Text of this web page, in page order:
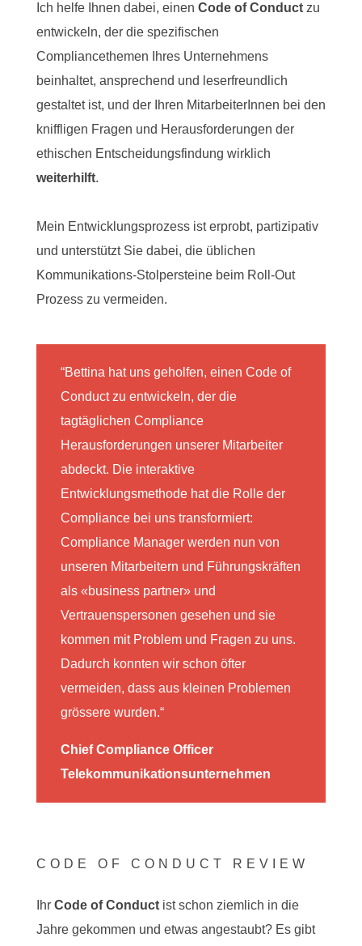
Ich helfe Ihnen dabei, einen Code of Conductzu
entwickeln, der die spezifischen
Compliancethemen Ihres Unternehmens
beinhaltet, ansprechend und leserfreundlich
gestaltet ist, und der Ihren MitarbeiterInnen bei den
kniffligen Fragen und Herausforderungen der
ethischen Entscheidungsfindung wirklich
weiterhilft.
Mein Entwicklungsprozess ist erprobt, partizipativ
und unterstützt Sie dabei, die üblichen
Kommunikations-Stolpersteine beim Roll-Out
Prozess zu vermeiden.
“Bettina hat uns geholfen, einen Code of
Conduct zu entwickeln, der die
tagtäglichen Compliance
Herausforderungen unserer Mitarbeiter
abdeckt. Die interaktive
Entwicklungsmethode hat die Rolle der
Compliance bei uns transformiert:
Compliance Manager werden nun von
unseren Mitarbeitern und Führungskräften
als «business partner» und
Vertrauenspersonen gesehen und sie
kommen mit Problem und Fragen zu uns.
Dadurch konnten wir schon öfter
vermeiden, dass aus kleinen Problemen
grössere wurden.“
Chief Compliance Officer
Telekommunikationsunternehmen
CODE OF CONDUCT REVIEW
Ihr Code of Conductist schon ziemlich in die
Jahre gekommen und etwas angestaubt? Es gibt